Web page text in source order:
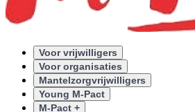
Voor vrijwilligers
Voor organisaties
Mantelzorgvrijwilligers
Young M-Pact
M-Pact +